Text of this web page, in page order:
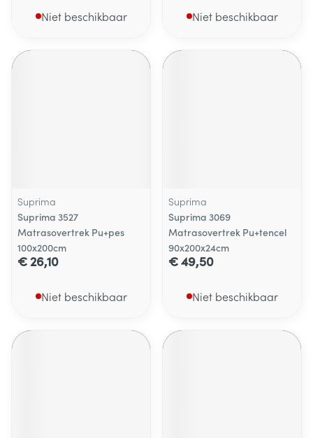
Niet beschikbaar Niet beschikbaar
Suprima
Suprima 3527
Matrasovertrek Pu+pes
100x200cm
€ 26,10
Niet beschikbaar
Suprima
Suprima 3069
Matrasovertrek Pu+tencel
90x200x24cm
€ 49,50
Niet beschikbaar